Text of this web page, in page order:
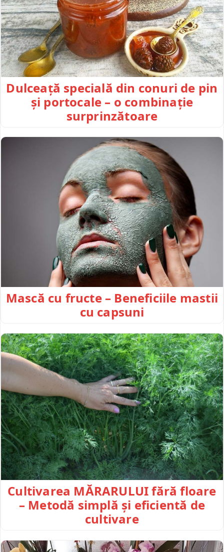
Dulceață specială din conuri de pin
și portocale – o combinație
surprinzătoare
Mască cu fructe – Beneficiile mastii
cu capsuni
Cultivarea MĂRARULUI fără floare
– Metodă simplă și eficientă de
cultivare